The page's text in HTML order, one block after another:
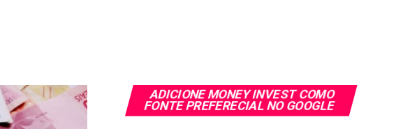
ADICIONE MONEY INVEST COMO
FONTE PREFERECIAL NO GOOGLE